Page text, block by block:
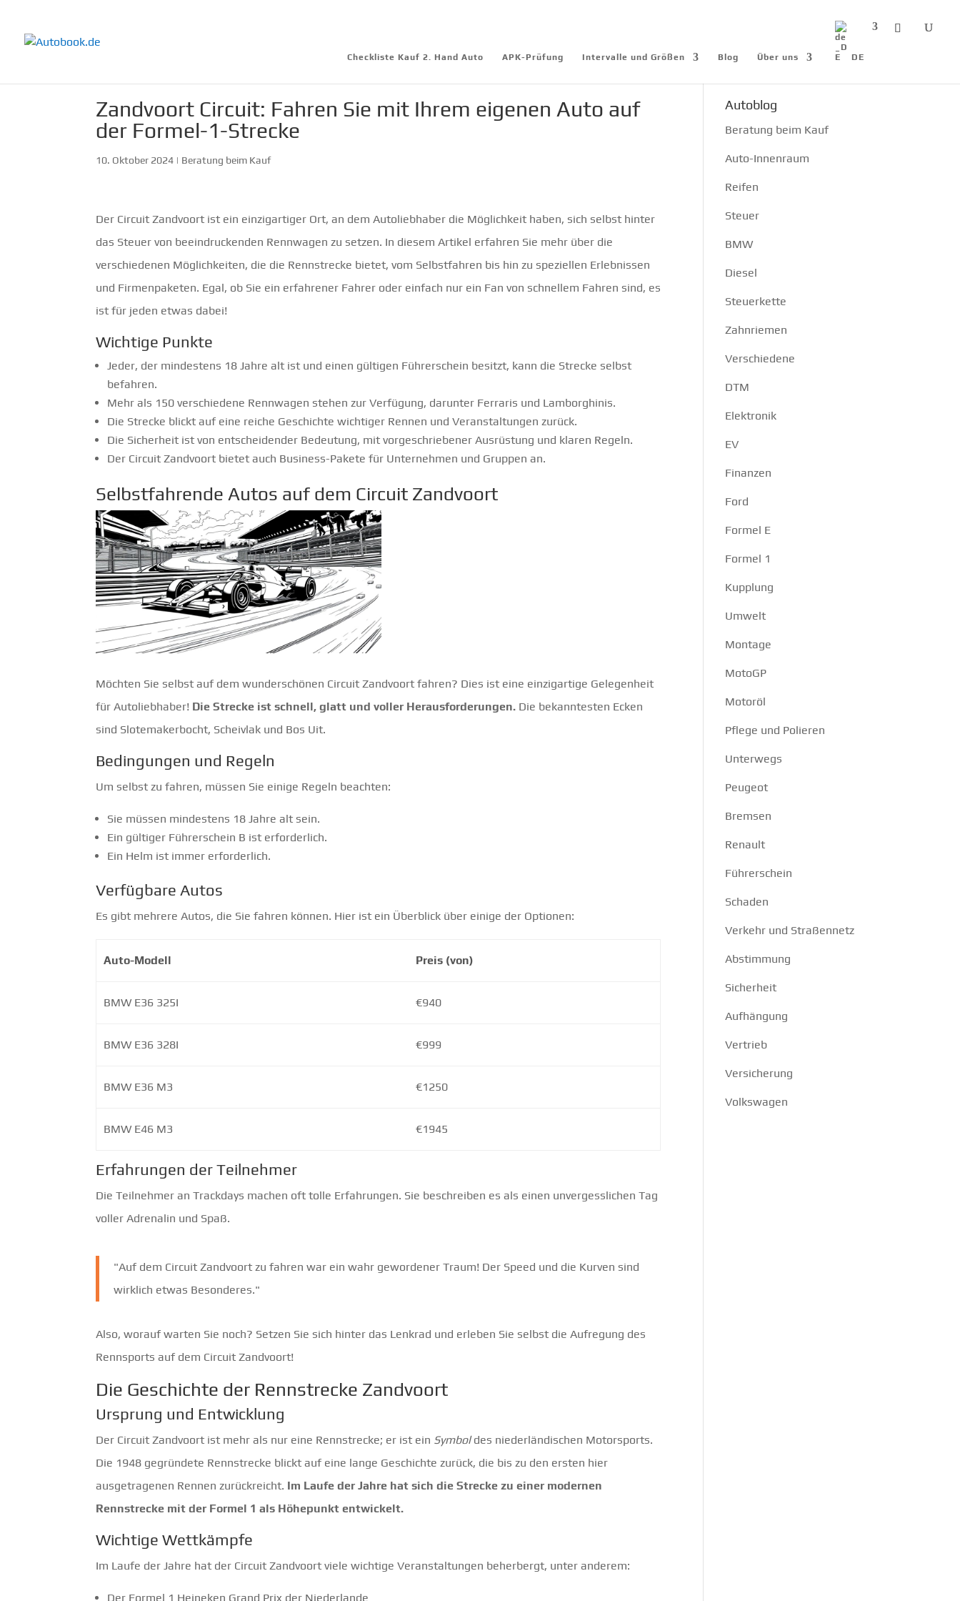
Checkliste Kauf 2. Hand Auto APK-Prüfung Intervalle und Größen Blog Über uns DE
Zandvoort Circuit: Fahren Sie mit Ihrem eigenen Auto auf
der Formel-1-Strecke
10. Oktober 2024 | Beratung beim Kauf
Der Circuit Zandvoort ist ein einzigartiger Ort, an dem Autoliebhaber die Möglichkeit haben, sich selbst hinter
das Steuer von beeindruckenden Rennwagen zu setzen. In diesem Artikel erfahren Sie mehr über die
verschiedenen Möglichkeiten, die die Rennstrecke bietet, vom Selbstfahren bis hin zu speziellen Erlebnissen
und Firmenpaketen. Egal, ob Sie ein erfahrener Fahrer oder einfach nur ein Fan von schnellem Fahren sind, es
ist für jeden etwas dabei!
Wichtige Punkte
Jeder, der mindestens 18 Jahre alt ist und einen gültigen Führerschein besitzt, kann die Strecke selbst
befahren.
Mehr als 150 verschiedene Rennwagen stehen zur Verfügung, darunter Ferraris und Lamborghinis.
Die Strecke blickt auf eine reiche Geschichte wichtiger Rennen und Veranstaltungen zurück.
Die Sicherheit ist von entscheidender Bedeutung, mit vorgeschriebener Ausrüstung und klaren Regeln.
Der Circuit Zandvoort bietet auch Business-Pakete für Unternehmen und Gruppen an.
Selbstfahrende Autos auf dem Circuit Zandvoort
Möchten Sie selbst auf dem wunderschönen Circuit Zandvoort fahren? Dies ist eine einzigartige Gelegenheit
für Autoliebhaber! Die Strecke ist schnell, glatt und voller Herausforderungen. Die bekanntesten Ecken
sind Slotemakerbocht, Scheivlak und Bos Uit.
Bedingungen und Regeln
Um selbst zu fahren, müssen Sie einige Regeln beachten:
Sie müssen mindestens 18 Jahre alt sein.
Ein gültiger Führerschein B ist erforderlich.
Ein Helm ist immer erforderlich.
Verfügbare Autos
Es gibt mehrere Autos, die Sie fahren können. Hier ist ein Überblick über einige der Optionen:
Auto-Modell Preis (von)
BMW E36 325I €940
BMW E36 328I €999
BMW E36 M3 €1250
BMW E46 M3 €1945
Erfahrungen der Teilnehmer
Die Teilnehmer an Trackdays machen oft tolle Erfahrungen. Sie beschreiben es als einen unvergesslichen Tag
voller Adrenalin und Spaß.
"Auf dem Circuit Zandvoort zu fahren war ein wahr gewordener Traum! Der Speed und die Kurven sind
wirklich etwas Besonderes."
Also, worauf warten Sie noch? Setzen Sie sich hinter das Lenkrad und erleben Sie selbst die Aufregung des
Rennsports auf dem Circuit Zandvoort!
Die Geschichte der Rennstrecke Zandvoort
Ursprung und Entwicklung
Der Circuit Zandvoort ist mehr als nur eine Rennstrecke; er ist ein Symboldes niederländischen Motorsports.
Die 1948 gegründete Rennstrecke blickt auf eine lange Geschichte zurück, die bis zu den ersten hier
ausgetragenen Rennen zurückreicht. Im Laufe der Jahre hat sich die Strecke zu einer modernen
Rennstrecke mit der Formel 1 als Höhepunkt entwickelt.
Wichtige Wettkämpfe
Im Laufe der Jahre hat der Circuit Zandvoort viele wichtige Veranstaltungen beherbergt, unter anderem:
Der Formel 1 Heineken Grand Prix der Niederlande
Autoblog
Beratung beim Kauf
Auto-Innenraum
Reifen
Steuer
BMW
Diesel
Steuerkette
Zahnriemen
Verschiedene
DTM
Elektronik
EV
Finanzen
Ford
Formel E
Formel 1
Kupplung
Umwelt
Montage
MotoGP
Motoröl
Pflege und Polieren
Unterwegs
Peugeot
Bremsen
Renault
Führerschein
Schaden
Verkehr und Straßennetz
Abstimmung
Sicherheit
Aufhängung
Vertrieb
Versicherung
Volkswagen